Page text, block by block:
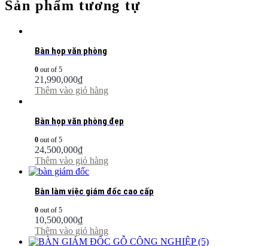
Sản phẩm tương tự
Bàn họp văn phòng
0 out of 5
21,990,000₫
Thêm vào giỏ hàng
Bàn họp văn phòng đẹp
0 out of 5
24,500,000₫
Thêm vào giỏ hàng
Bàn làm việc giám đốc cao cấp
0 out of 5
10,500,000₫
Thêm vào giỏ hàng